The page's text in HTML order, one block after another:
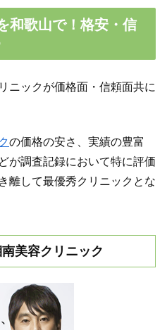
和歌山で！格安・信
ニックが価格面・信頼面共に
の価格の安さ、実績の豊富
が調査記録において特に評価
離して最優秀クリニックとな
美容クリニック